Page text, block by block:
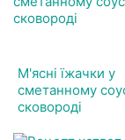
М'ясні їжачки у
сметанному
сковороді